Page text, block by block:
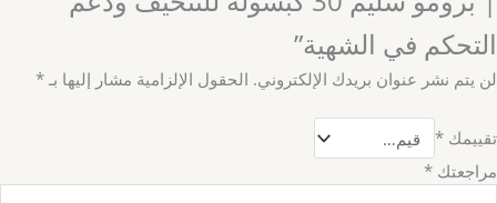
التحكم في الشهية”
لن يتم نشر عنوان بريدك الإلكتروني. الحقول الإلزامية مشار إليها بـ *
تقييمك *
مراجعتك *